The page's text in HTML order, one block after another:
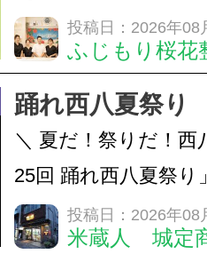
いなくても施術は受
A: はい、受けられま
態を丁寧に確認した
います。必要に応じ
ン・CT・MRIなどの
投稿日：2026年08
ふじもり桜花
踊れ西八夏祭り
＼ 夏だ！祭りだ！西
25回 踊れ西八夏祭
てくる！ 伝統の【阿
情熱の【よさこいソ
投稿日：2026年08
米蔵人 城定